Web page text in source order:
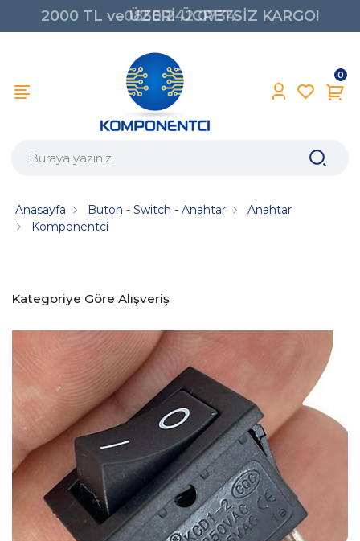
0850 242 0734
0
Anasayfa Buton - Switch - Anahtar
Anahtar
Komponentci
Kategoriye Göre Alışveriş